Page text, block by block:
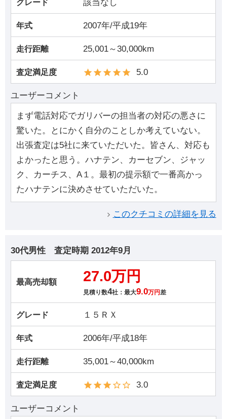
グレード 該当なし
年式 2007年/平成19年
走行距離 25,001～30,000km
査定満足度 5.0
ユーザーコメント
まず電話対応でガリバーの担当者の対応の悪さに
驚いた。とにかく自分のことしか考えていない。
出張査定は5社に来ていただいた。皆さん、対応も
よかったと思う。ハナテン、カーセブン、ジャッ
ク、カーチス、A１。最初の提示額で一番高かっ
たハナテンに決めさせていただいた。
このクチコミの詳細を見る
30代男性 査定時期 2012年9月
最高売却額 27.0万円
見積り数4社：最大9.0万円差
グレード １５ＲＸ
年式 2006年/平成18年
走行距離 35,001～40,000km
査定満足度 3.0
ユーザーコメント